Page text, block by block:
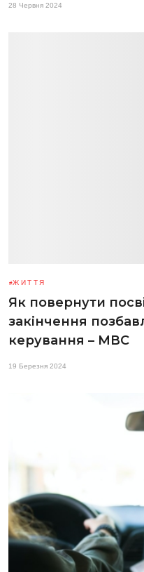
28 Червня 2024
ЖИТТЯ
Як повернути
закінчення
керування – МВС
19 Березня 2024